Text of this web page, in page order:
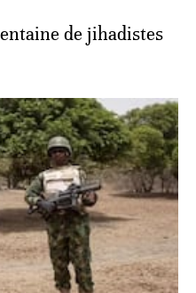
de jihadistes